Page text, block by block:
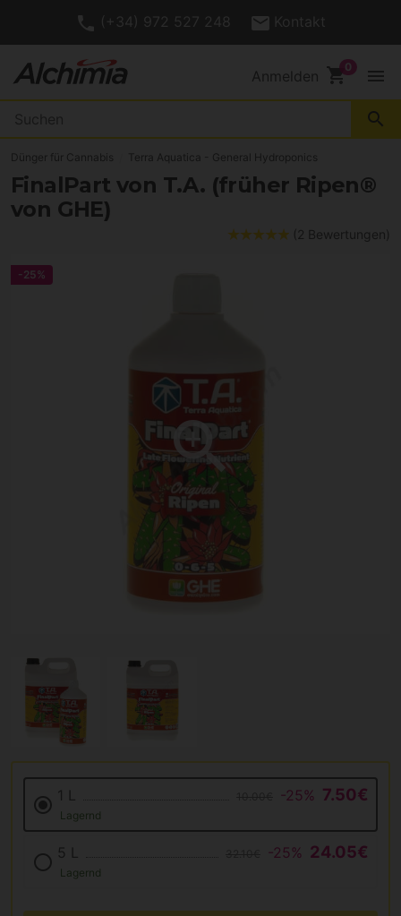
(+34) 972 527 248 Kontakt
Anmelden shopping_cart menu
search
Dünger für Cannabis Terra Aquatica - General Hydroponics
FinalPart von T.A. (früher Ripen®
von GHE)
(2 Bewertungen)
-25%
1 L -25% 7.50€
Lagernd
5 L -25% 24.05€
Lagernd